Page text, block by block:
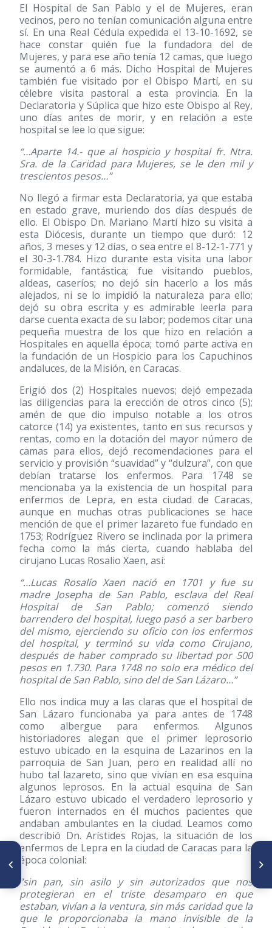
El Hospital de San Pablo y el de Mujeres, eran
vecinos, pero no tenían comunicación alguna entre
sí. En una Real Cédula expedida el 13-10-1692, se
hace constar quién fue la fundadora del de
Mujeres, y para ese año tenía 12 camas, que luego
se aumentó a 6 más. Dicho Hospital de Mujeres
también fue visitado por el Obispo Martí, en su
célebre visita pastoral a esta provincia. En la
Declaratoria y Súplica que hizo este Obispo al Rey,
uno días antes de morir, y en relación a este
hospital se lee lo que sigue:
“…Aparte 14.- que al hospicio y hospital fr. Ntra.
Sra. de la Caridad para Mujeres, se le den mil y
trescientos pesos…”
No llegó a firmar esta Declaratoria, ya que estaba
en estado grave, muriendo dos días después de
ello. El Obispo Dn. Mariano Martí hizo su visita a
esta Diócesis, durante un tiempo que duró: 12
años, 3 meses y 12 días, o sea entre el 8-12-1-771 y
el 30-3-1.784. Hizo durante esta visita una labor
formidable, fantástica; fue visitando pueblos,
aldeas, caseríos; no dejó sin hacerlo a los más
alejados, ni se lo impidió la naturaleza para ello;
dejó su obra escrita y es admirable leerla para
darse cuenta exacta de su labor; podemos citar una
pequeña muestra de los que hizo en relación a
Hospitales en aquella época; tomó parte activa en
la fundación de un Hospicio para los Capuchinos
andaluces, de la Misión, en Caracas.
Erigió dos (2) Hospitales nuevos; dejó empezada
las diligencias para la erección de otros cinco (5);
amén de que dio impulso notable a los otros
catorce (14) ya existentes, tanto en sus recursos y
rentas, como en la dotación del mayor número de
camas para ellos, dejó recomendaciones para el
servicio y provisión “suavidad” y “dulzura”, con que
debían tratarse los enfermos. Para 1748 se
mencionaba ya la existencia de un hospital para
enfermos de Lepra, en esta ciudad de Caracas,
aunque en muchas otras publicaciones se hace
mención de que el primer lazareto fue fundado en
1753; Rodríguez Rivero se inclinada por la primera
fecha como la más cierta, cuando hablaba del
cirujano Lucas Rosalio Xaen, así:
“…Lucas Rosalío Xaen nació en 1701 y fue su
madre Josepha de San Pablo, esclava del Real
Hospital de San Pablo; comenzó siendo
barrendero del hospital, luego pasó a ser barbero
del mismo, ejerciendo su oficio con los enfermos
del hospital, y terminó su vida como Cirujano,
después de haber comprado su libertad por 500
pesos en 1.730. Para 1748 no solo era médico del
hospital de San Pablo, sino del de San Lázaro…”
Ello nos indica muy a las claras que el hospital de
San Lázaro funcionaba ya para antes de 1748
como albergue para enfermos. Algunos
historiadores alegan que el primer leprosorio
estuvo ubicado en la esquina de Lazarinos en la
parroquia de San Juan, pero en realidad allí no
hubo tal lazareto, sino que vivían en esa esquina
algunos leprosos. En la actual esquina de San
Lázaro estuvo ubicado el verdadero leprosorio y
fueron internados en él muchos pacientes que
andaban ambulantes en la ciudad. Leamos como
describió Dn. Arístides Rojas, la situación de los
enfermos de Lepra en la ciudad de Caracas para la
época colonial:
”sin pan, sin asilo y sin autorizados que nos
protegieran en el triste desamparo en que
estaban, vivían a la ventura, sin más caridad que la
que le proporcionaba la mano invisible de la
ARTÍCULO ANTERIOR